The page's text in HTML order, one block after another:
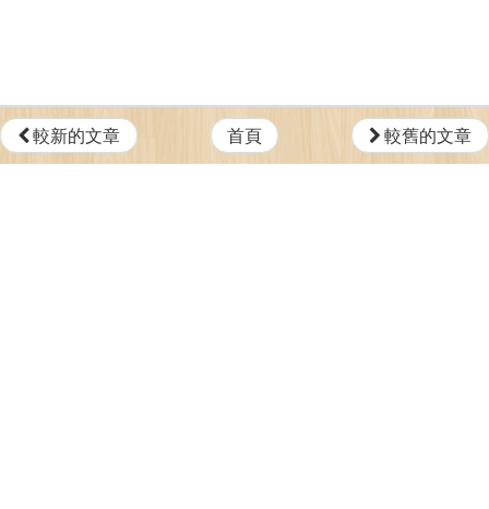
較新的文章 首頁 較舊的文章